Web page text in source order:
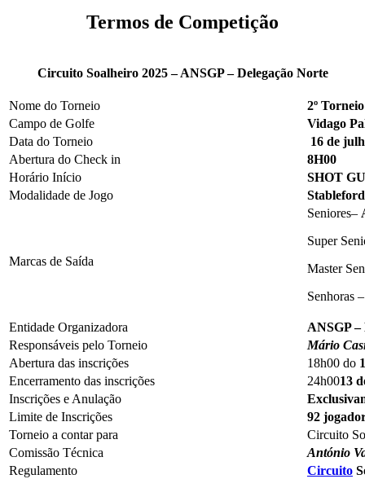
Termos de Competição
Circuito Soalheiro 2025 – ANSGP – Delegação Norte
Nome do Torneio
2º
Campo de Golfe
Vidago
Data do Torneio
16 de
Abertura do Check in
8H00
Horário Início
SHOT
Modalidade de Jogo
Marcas de Saída
Seniores–
Super
Master
Senhoras
Entidade Organizadora
ANSGP –
Responsáveis pelo Torneio
Mário
Abertura das inscrições
18h00 do
Encerramento das inscrições
24h0013
Inscrições e Anulação
Limite de Inscrições
92
Torneio a contar para
Circuito
Comissão Técnica
António
Regulamento
Circuito